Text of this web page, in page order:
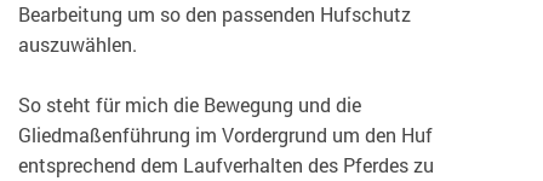
Bearbeitung um so den passenden Hufschutz
auszuwählen.
So steht für mich die Bewegung und die
Gliedmaßenführung im Vordergrund um den Huf
entsprechend dem Laufverhalten des Pferdes zu